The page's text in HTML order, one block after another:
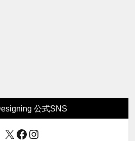
公式SNS
X Facebook
Instagram